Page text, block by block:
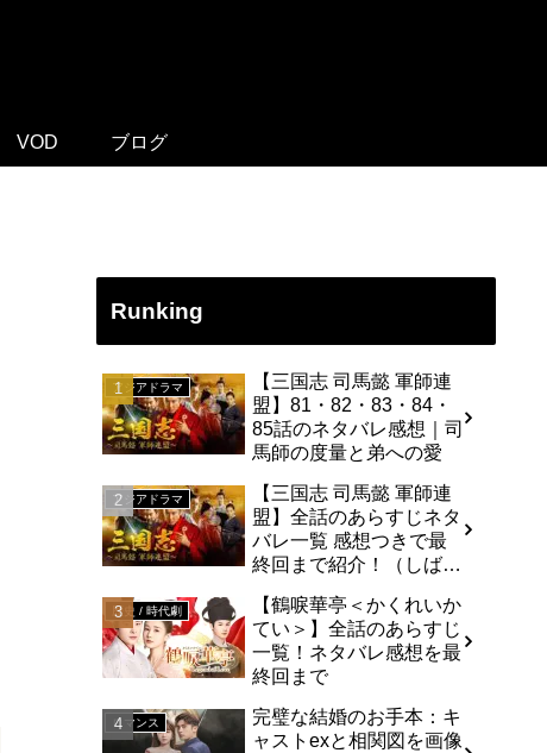
VOD ブログ
Runking
アジアドラマ
【三国志 司馬懿 軍師連
盟】81・82・83・84・
85話のネタバレ感想｜司
馬師の度量と弟への愛
アジアドラマ
【三国志 司馬懿 軍師連
盟】全話のあらすじネタ
バレ一覧 感想つきで最
終回まで紹介！（しば
歴史 / 時代劇
【鶴唳華亭＜かくれいか
てい＞】全話のあらすじ
一覧！ネタバレ感想を最
終回まで
ロマンス
完璧な結婚のお手本：キ
ャストexと相関図を画像